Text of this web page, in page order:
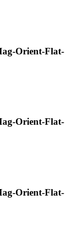
Orient-Flat-
Orient-Flat-
Orient-Flat-